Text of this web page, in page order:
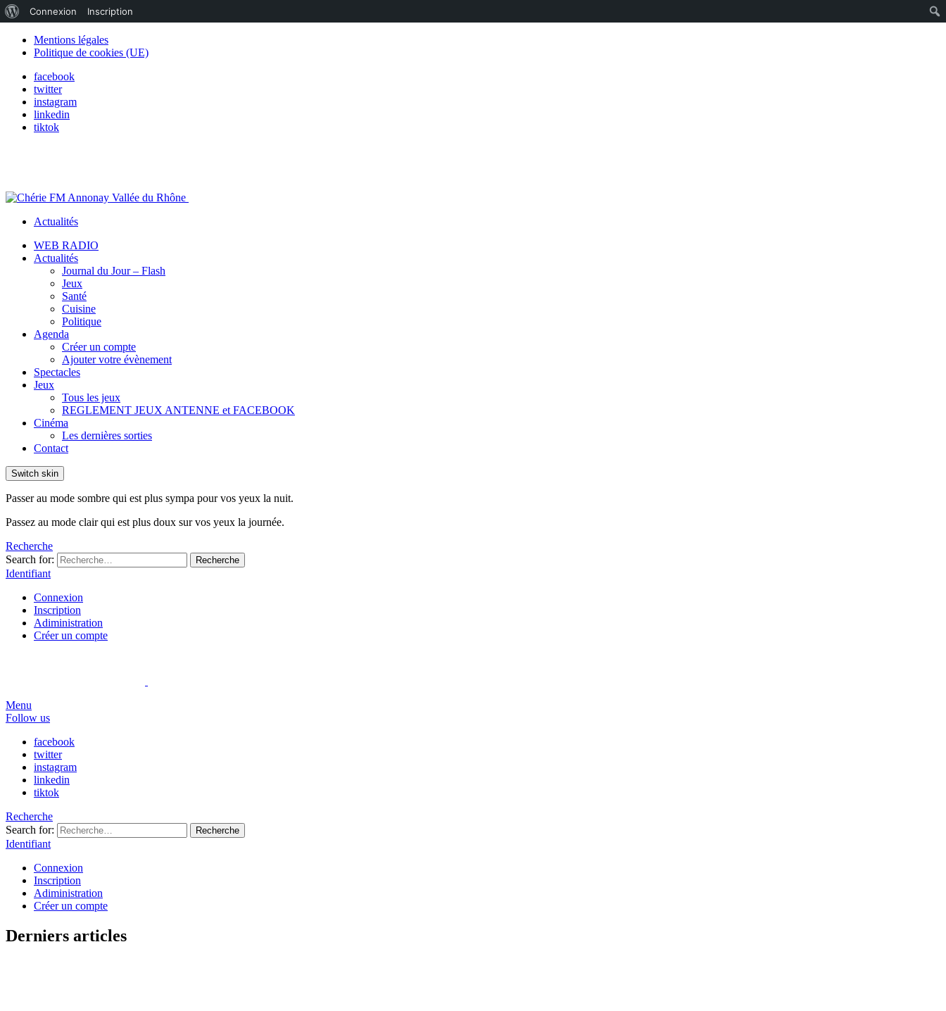
Mentions légales
Politique de cookies (UE)
facebook
twitter
instagram
linkedin
tiktok
Actualités
WEB RADIO
Actualités
Journal du Jour – Flash
Jeux
Santé
Cuisine
Politique
Agenda
Créer un compte
Ajouter votre évènement
Spectacles
Jeux
Tous les jeux
REGLEMENT JEUX ANTENNE et FACEBOOK
Cinéma
Les dernières sorties
Contact
Switch skin
Passer au mode sombre qui est plus sympa pour vos yeux la nuit.
Passez au mode clair qui est plus doux sur vos yeux la journée.
Recherche
Search for:
Recherche
Identifiant
Connexion
Inscription
Adiministration
Créer un compte
Menu
Follow us
facebook
twitter
instagram
linkedin
tiktok
Recherche
Search for:
Recherche
Identifiant
Connexion
Inscription
Adiministration
Créer un compte
Derniers articles
de
WordPress
Connexion Inscription